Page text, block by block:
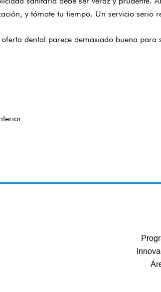
y tómate tu tiempo. Un servicio serio
dental parece demasiado buena para